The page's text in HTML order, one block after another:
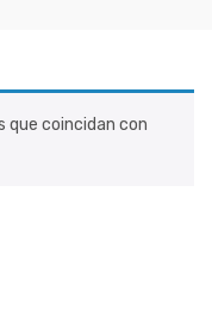
que coincidan con